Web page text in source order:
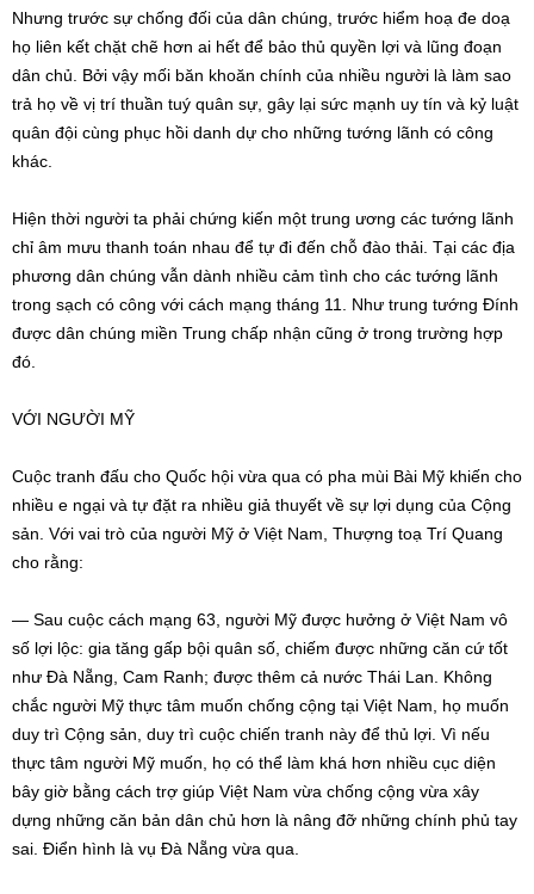
Nhưng trước sự chống đối của dân chúng, trước hiểm hoạ đe doạ
họ liên kết chặt chẽ hơn ai hết để bảo thủ quyền lợi và lũng đoạn
dân chủ. Bởi vậy mối băn khoăn chính của nhiều người là làm sao
trả họ về vị trí thuần tuý quân sự, gây lại sức mạnh uy tín và kỷ luật
quân đội cùng phục hồi danh dự cho những tướng lãnh có công
khác.
Hiện thời người ta phải chứng kiến một trung ương các tướng lãnh
chỉ âm mưu thanh toán nhau để tự đi đến chỗ đào thải. Tại các địa
phương dân chúng vẫn dành nhiều cảm tình cho các tướng lãnh
trong sạch có công với cách mạng tháng 11. Như trung tướng Đính
được dân chúng miền Trung chấp nhận cũng ở trong trường hợp
đó.
VỚI NGƯỜI MỸ
Cuộc tranh đấu cho Quốc hội vừa qua có pha mùi Bài Mỹ khiến cho
nhiều e ngại và tự đặt ra nhiều giả thuyết về sự lợi dụng của Cộng
sản. Với vai trò của người Mỹ ở Việt Nam, Thượng toạ Trí Quang
cho rằng:
— Sau cuộc cách mạng 63, người Mỹ được hưởng ở Việt Nam vô
số lợi lộc: gia tăng gấp bội quân số, chiếm được những căn cứ tốt
như Đà Nẵng, Cam Ranh; được thêm cả nước Thái Lan. Không
chắc người Mỹ thực tâm muốn chống cộng tại Việt Nam, họ muốn
duy trì Cộng sản, duy trì cuộc chiến tranh này để thủ lợi. Vì nếu
thực tâm người Mỹ muốn, họ có thể làm khá hơn nhiều cục diện
bây giờ bằng cách trợ giúp Việt Nam vừa chống cộng vừa xây
dựng những căn bản dân chủ hơn là nâng đỡ những chính phủ tay
sai. Điển hình là vụ Đà Nẵng vừa qua.